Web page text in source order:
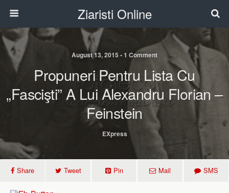
Ziaristi Online
August 13, 2015 • 1 Comment
Propuneri Pentru Lista Cu
„fascişti” A Lui Alexandru Florian –
Feinstein
EXpress
Share Tweet Pin Mail SMS